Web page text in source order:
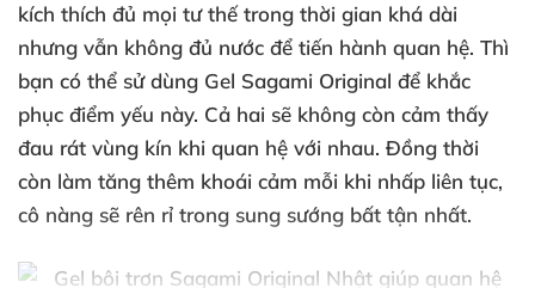
kích thích đủ mọi tư thế trong thời gian khá dài
nhưng vẫn không đủ nước để tiến hành quan hệ. Thì
bạn có thể sử dùng Gel Sagami Original để khắc
phục điểm yếu này. Cả hai sẽ không còn cảm thấy
đau rát vùng kín khi quan hệ với nhau. Đồng thời
còn làm tăng thêm khoái cảm mỗi khi nhấp liên tục,
cô nàng sẽ rên rỉ trong sung sướng bất tận nhất.